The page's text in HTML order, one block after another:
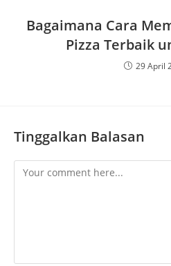
Bagaimana Cara
Pizza Terbaik
29 April
Tinggalkan Balasan